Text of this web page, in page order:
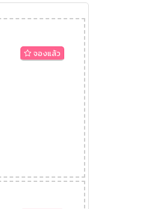
จองแล้ว